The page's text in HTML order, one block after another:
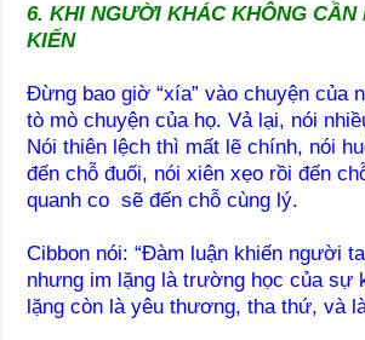
6. KHI NGƯỜI KHÁC KHÔNG CẦN
KIẾN
Đừng bao giờ “xía” vào chuyện của
tò mò chuyện của họ. Vả lại, nói
Nói thiên lệch thì mất lẽ chính, nói
đến chỗ đuối, nói xiên xẹo rồi đến
quanh co sẽ đến chỗ cùng lý.
Cibbon nói: “Đàm luận khiến người
nhưng im lặng là trường học của sự
lặng còn là yêu thương, tha thứ, và